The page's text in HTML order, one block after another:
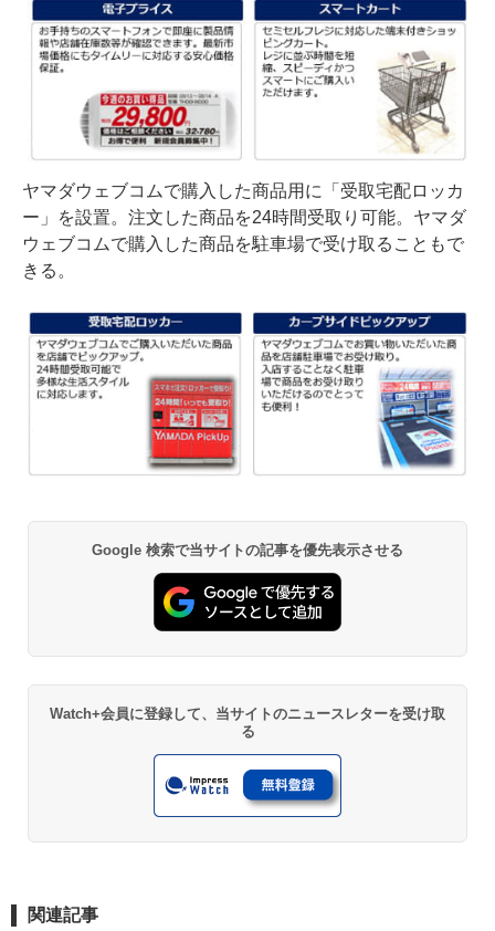
ヤマダウェブコムで購入した商品用に「受取宅配ロッカ
ー」を設置。注文した商品を24時間受取り可能。ヤマダ
ウェブコムで購入した商品を駐車場で受け取ることもで
きる。
Google 検索で当サイトの記事を優先表示させる
Watch+会員に登録して、当サイトのニュースレターを受け取
る
関連記事